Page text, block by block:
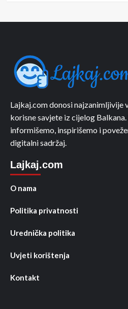
Lajkaj.com donosi najzanimljivije
korisne savjete iz cijelog
informišemo, inspirišemo i
digitalni sadržaj.
Lajkaj.com
O nama
Politika privatnosti
Urednička politika
Uvjeti korištenja
Kontakt